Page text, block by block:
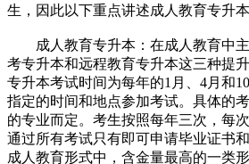
生，因此以下重点讲述成人教育专升本
成人教育专升本：在成人教育中主
考专升本和远程教育专升本这三种提
专升本考试时间为每年的1月、4月和
指定的时间和地点参加考试。具体的
的专业而定。考生按照每年三次，每
通过所有考试只有即可申请毕业证书
成人教育形式中，含金量最高的一类